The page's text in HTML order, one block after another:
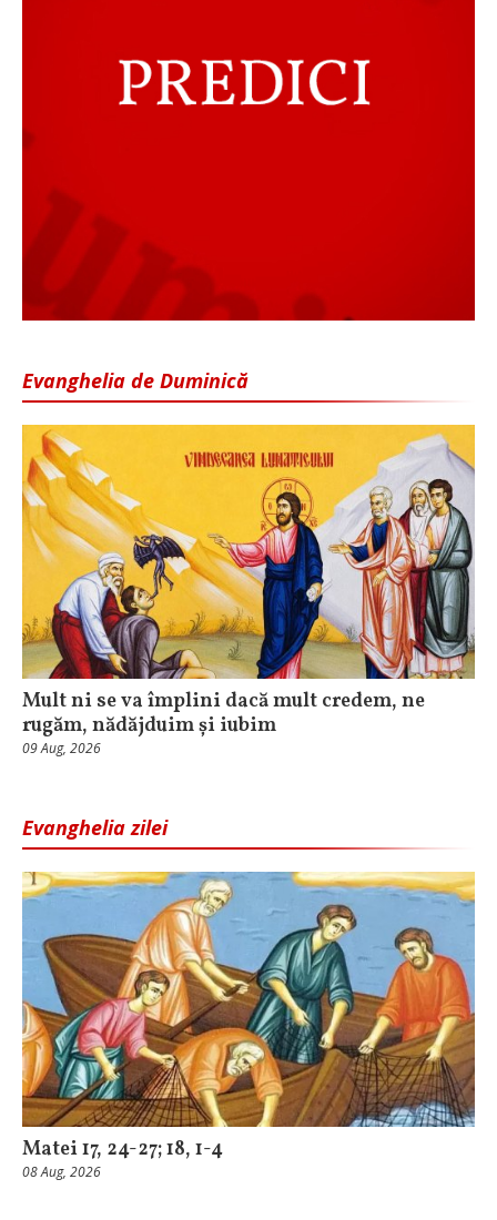
Evanghelia de Duminică
Mult ni se va împlini dacă mult credem, ne
rugăm, nădăjduim și iubim
09 Aug, 2026
Evanghelia zilei
Matei 17, 24-27; 18, 1-4
08 Aug, 2026